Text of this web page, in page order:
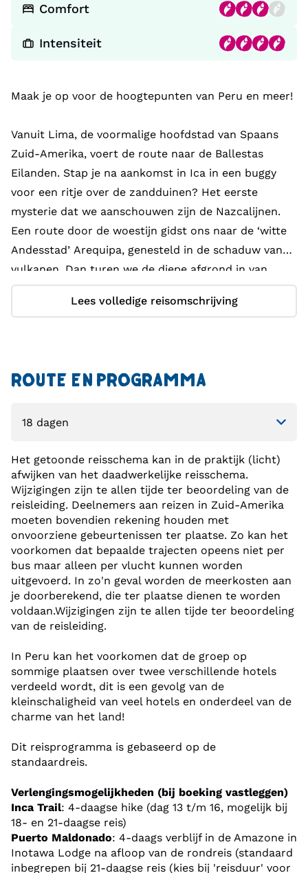
Comfort
Intensiteit
Maak je op voor de hoogtepunten van Peru en meer!
Vanuit Lima, de voormalige hoofdstad van Spaans
Zuid-Amerika, voert de route naar de Ballestas
Eilanden. Stap je na aankomst in Ica in een buggy
voor een ritje over de zandduinen? Het eerste
mysterie dat we aanschouwen zijn de Nazcalijnen.
Een route door de woestijn gidst ons naar de ‘witte
Andesstad’ Arequipa, genesteld in de schaduw van
vulkanen. Dan turen we de diepe afgrond in van
Colca Canyon. De hoogvlaktes zijn bestippeld met
kleurrijke Andesdorpjes en het leefgebied van
thermische luchtstromen.
Het Titicacameer is het hoogst bevaarbare meer ter
indígenas wuiven ons tegemoet. De voormalige
Incahoofdstad Cusco is de springplank naar de
Heilige Inca Vallei. Hét hoogtepunt is zonder
meer Machu Picchu. Uniek en intrigerend
vanwege zijn spectaculaire natuurlijke omgeving en
de zonnecultustempels en -rituelen.
In Cusco heb je tot slot twee volle dagen vrije
tijd. Ga je de uitdaging aan en beklim je de
Rainbow Mountain? Om je Peru-ervaring helemaal
compleet te maken kun je ook kiezen voor de 21-
daagse reis inclusief verblijf in de Amazone.
Fox zorgt voor het beste in vervoer en comfort, met
comfortabele touringcars, soms zelfs met dubbele
chauffeurs voor jouw veiligheid.
Onze hotels zijn comfortabel en goed gelegen, en we
overnachten in prachtige plekken zoals een haciënda
in de Heilige Inca Vallei en praktisch in het dorpje
Aguas Calientes, zodat we Machu Picchu bij
zonsopgang kunnen verkennen. Geniet van hotels
Lees volledige reisomschrijving
ROUTE EN PROGRAMMA
Het getoonde reisschema kan in de praktijk (licht)
afwijken van het daadwerkelijke reisschema.
Wijzigingen zijn te allen tijde ter beoordeling van de
reisleiding. Deelnemers aan reizen in Zuid-Amerika
moeten bovendien rekening houden met
onvoorziene gebeurtenissen ter plaatse. Zo kan het
voorkomen dat bepaalde trajecten opeens niet per
bus maar alleen per vlucht kunnen worden
uitgevoerd. In zo'n geval worden de meerkosten aan
je doorberekend, die ter plaatse dienen te worden
voldaan.Wijzigingen zijn te allen tijde ter beoordeling
van de reisleiding.
In Peru kan het voorkomen dat de groep op
sommige plaatsen over twee verschillende hotels
verdeeld wordt, dit is een gevolg van de
kleinschaligheid van veel hotels en onderdeel van de
charme van het land!
Dit reisprogramma is gebaseerd op de
standaardreis.
Verlengingsmogelijkheden (bij boeking vastleggen)
Inca Trail: 4-daagse hike (dag 13 t/m 16, mogelijk bij
18- en 21-daagse reis)
Puerto Maldonado: 4-daags verblijf in de Amazone in
Inotawa Lodge na afloop van de rondreis (standaard
inbegrepen bij 21-daagse reis (kies bij 'reisduur' voor